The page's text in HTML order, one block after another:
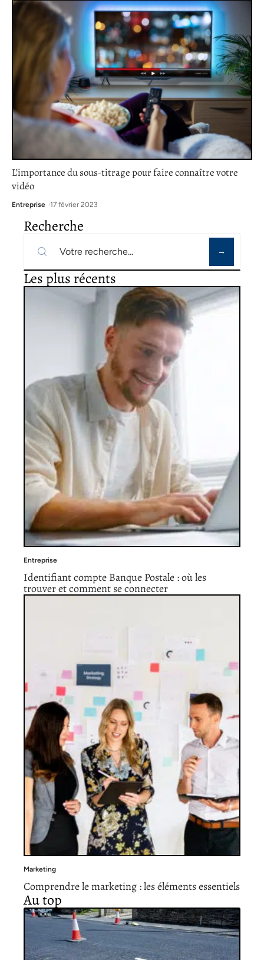
L’importance du sous-titrage pour faire connaître votre
vidéo
Entreprise 17 février 2023
Recherche
Les plus récents
Entreprise
Identifiant compte Banque Postale : où les
trouver et comment se connecter
Marketing
Comprendre le marketing : les éléments essentiels
Au top